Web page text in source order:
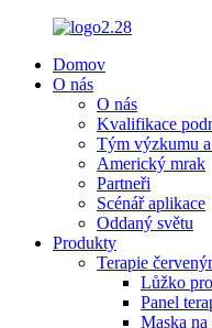
Domov
O nás
O nás
Kvalifikace
Tým výzkumu
Americký mrak
Partneři
Scénář aplikace
Oddaný světu
Produkty
Terapie
Lůžko
Panel
Maska